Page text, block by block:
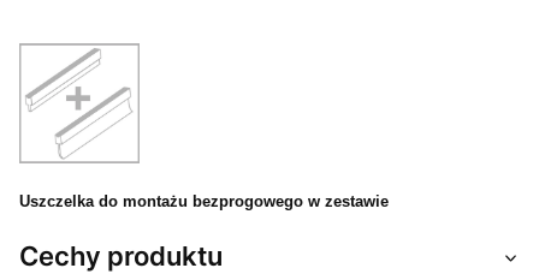
Uszczelka do montażu bezprogowego w zestawie
Cechy produktu